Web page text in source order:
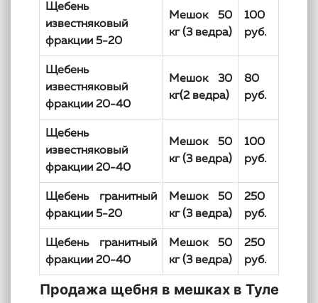
Щебень
известняковый
фракции 5-20
Мешок 50
кг (3 ведра)
100
руб.
Щебень
известняковый
фракции 20-40
Мешок 30
кг(2 ведра)
80
руб.
Щебень
известняковый
фракции 20-40
Мешок 50
кг (3 ведра)
100
руб.
Щебень гранитный
фракции 5-20
Мешок 50
кг (3 ведра)
250
руб.
Щебень гранитный
фракции 20-40
Мешок 50
кг (3 ведра)
250
руб.
Продажа щебня в мешках в Туле